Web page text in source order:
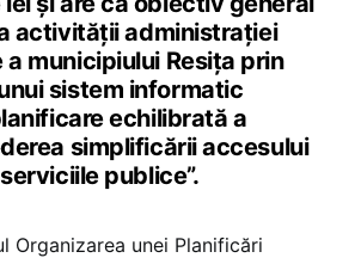
activității administrației
municipiului Resița prin
sistem informatic
echilibrată a
simplificării accesului
publice”.
Organizarea unei Planificări